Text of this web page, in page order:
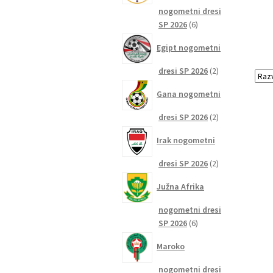
nogometni dresi
SP 2026 66
Egipt nogometni
dresi SP 2026 22
Gana nogometni
dresi SP 2026 22
Irak nogometni
dresi SP 2026 22
Južna Afrika
nogometni dresi
SP 2026 66
Maroko
nogometni dresi